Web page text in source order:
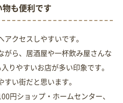
も便利です
クセスしやすいです。
がら、居酒屋や一杯飲み屋さんな
りやすいお店が多い印象です。
い街だと思います。
円ショップ・ホームセンター、